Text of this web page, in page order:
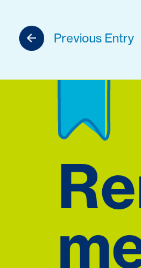
Previous Entry